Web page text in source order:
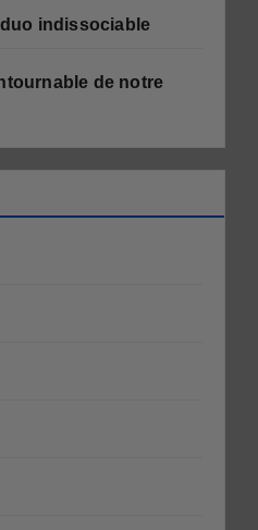
indissociable
de notre